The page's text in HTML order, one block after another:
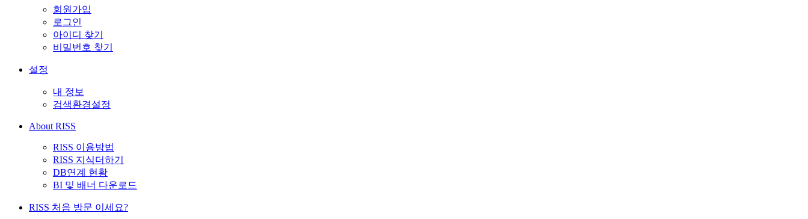
회원가입
로그인
아이디 찾기
비밀번호 찾기
설정
내 정보
검색환경설정
About RISS
RISS 이용방법
RISS 지식더하기
DB연계 현황
BI 및 배너 다운로드
RISS 처음 방문 이세요?